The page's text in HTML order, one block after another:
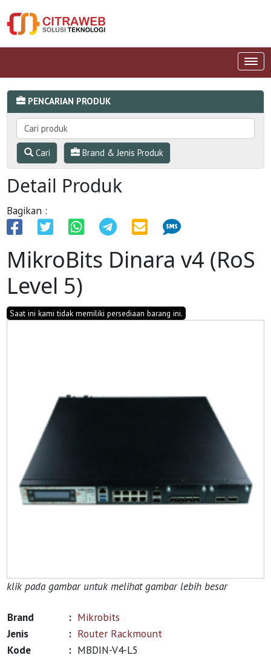
PENCARIAN PRODUK
Cari Brand & Jenis Produk
Detail Produk
Bagikan :
MikroBits Dinara v4 (RoS
Level 5)
Saat ini kami tidak memiliki persediaan barang ini.
klik pada gambar untuk melihat gambar lebih besar
Brand : Mikrobits
Jenis
: Router Rackmount
Kode
: MBDIN-V4-L5